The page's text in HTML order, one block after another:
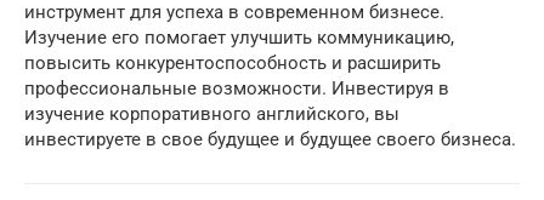
инструмент для успеха в современном бизнесе.
Изучение его помогает улучшить коммуникацию,
повысить конкурентоспособность и расширить
профессиональные возможности. Инвестируя в
изучение корпоративного английского, вы
инвестируете в свое будущее и будущее своего бизнеса.